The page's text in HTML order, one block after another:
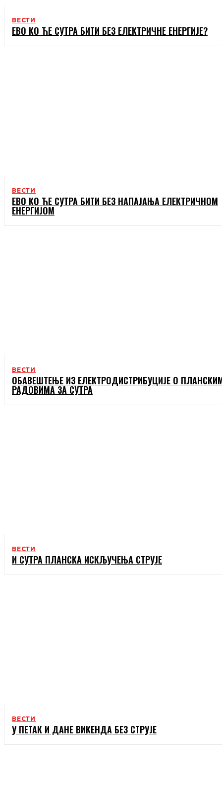
ВЕСТИ
ЕВО КО ЋЕ СУТРА БИТИ БЕЗ ЕЛЕКТРИЧНЕ ЕНЕРГИЈЕ?
ВЕСТИ
ЕВО КО ЋЕ СУТРА БИТИ БЕЗ НАПАЈАЊА ЕЛЕКТРИЧНОМ
ЕНЕРГИЈОМ
ВЕСТИ
ОБАВЕШТЕЊЕ ИЗ ЕЛЕКТРОДИСТРИБУЦИЈЕ О
РАДОВИМА ЗА СУТРА
ВЕСТИ
И СУТРА ПЛАНСКА ИСКЉУЧЕЊА СТРУЈЕ
ВЕСТИ
У ПЕТАК И ДАНЕ ВИКЕНДА БЕЗ СТРУЈЕ